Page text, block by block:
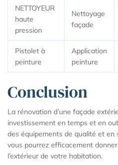
NETTOYEUR
haute
pression
Nettoyage
façade
Pistolet à
peinture
Application
peinture
Conclusion
La rénovation d’une façade
investissement en temps et en
des équipements de qualité et en
vous pourrez efficacement
l’extérieur de votre habitation.